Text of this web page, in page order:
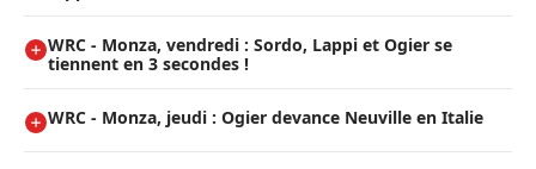
WRC - Monza, vendredi : Sordo, Lappi et Ogier se
tiennent en 3 secondes !
WRC - Monza, jeudi : Ogier devance Neuville en Italie